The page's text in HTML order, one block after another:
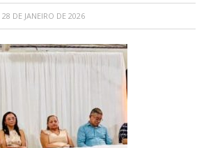
28 DE JANEIRO DE 2026